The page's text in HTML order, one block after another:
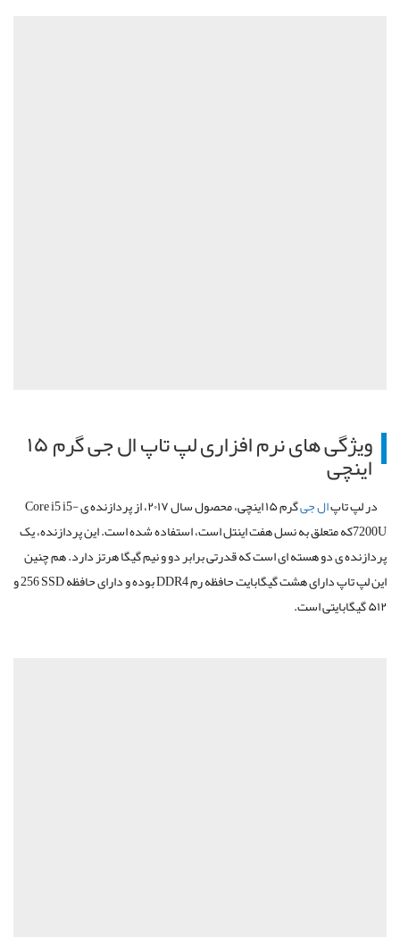
ویژگی های نرم افزاری لپ تاپ ال جی گرم ۱۵
اینچی
در لپ تاپال جیگرم ۱۵ اینچی، محصول سال ۲۰۱۷، از پردازنده ی
Core i5 i5-
7200Uکه متعلق به نسل هفت اینتل است، استفاده شده است. این پردازنده، یک
پردازنده ی دو هسته ای است که قدرتی برابر دو و نیم گیگا هرتز دارد. هم چنین
این لپ تاپ دارای هشت گیگابایت حافظه رمDDR4بوده و دارای حافظهSSD
256 و
۵۱۲ گیگابایتی است.